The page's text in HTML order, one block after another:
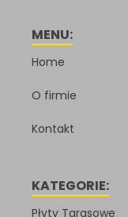
MENU:
Home
O firmie
Kontakt
KATEGORIE:
Płyty Tarasowe